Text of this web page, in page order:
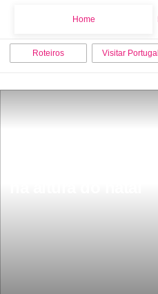
Home
Roteiros Visitar Portugal